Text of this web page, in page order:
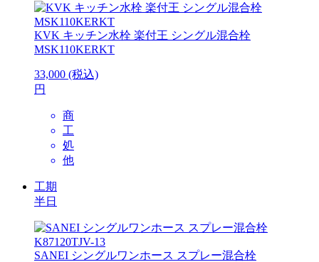
KVK キッチン水栓 楽付王 シングル混合栓
MSK110KERKT
33,000 (税込)
円
商
工
処
他
工期
半日
SANEI シングルワンホース スプレー混合栓